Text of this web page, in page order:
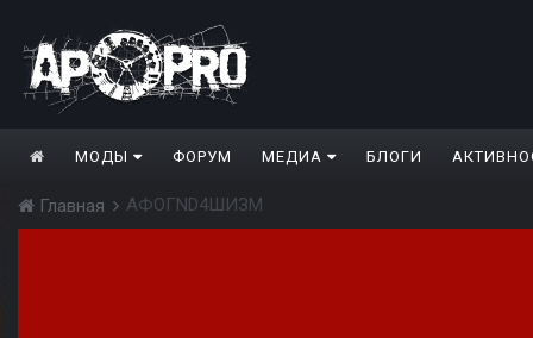
МОДЫ ФОРУМ МЕДИА БЛОГИ
Главная АФОГND4ШИЗМ